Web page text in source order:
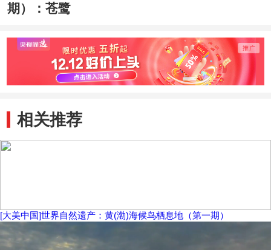
期）：苍鹭
相关推荐
[大美中国]世界自然遗产：黄(渤)海候鸟栖息地（第一期）